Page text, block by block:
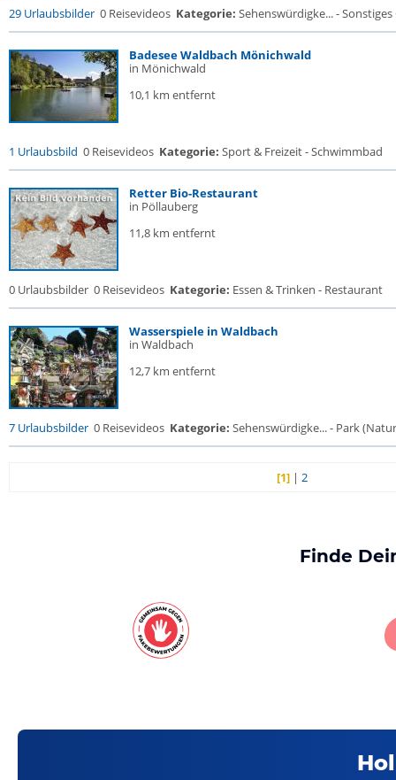
29 Urlaubsbilder 0 Reisevideos Kategorie: Sehenswürdigke... -
Badesee Waldbach Mönichwald
in Mönichwald
10,1 km entfernt
1 Urlaubsbild 0 Reisevideos Kategorie: Sport & Freizeit - Schwimmbad
Retter Bio-Restaurant
in Pöllauberg
11,8 km entfernt
0 Urlaubsbilder 0 Reisevideos Kategorie: Essen & Trinken - Restaurant
Wasserspiele in Waldbach
in Waldbach
12,7 km entfernt
7 Urlaubsbilder 0 Reisevideos Kategorie: Sehenswürdigke... - Park
[1] |2
Finde